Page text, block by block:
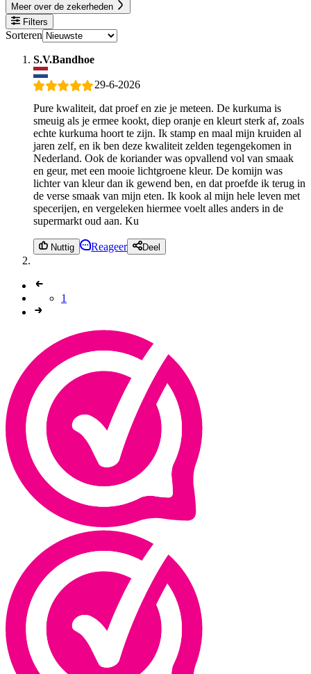
Meer over de zekerheden
Filters
Sorteren
S.V.Bandhoe
29-6-2026
Pure kwaliteit, dat proef en zie je meteen. De kurkuma is
smeuig als je ermee kookt, diep oranje en kleurt sterk af, zoals
echte kurkuma hoort te zijn. Ik stamp en maal mijn kruiden al
jaren zelf, en ik ben deze kwaliteit zelden tegengekomen in
Nederland. Ook de koriander was opvallend vol van smaak
en geur, met een mooie lichtgroene kleur. De komijn was
lichter van kleur dan ik gewend ben, en dat proefde ik terug in
de verse smaak van mijn eten. Ik kook al mijn hele leven met
specerijen, en vergeleken hiermee voelt alles anders in de
supermarkt oud aan. Ku
Nuttig Reageer Deel
1